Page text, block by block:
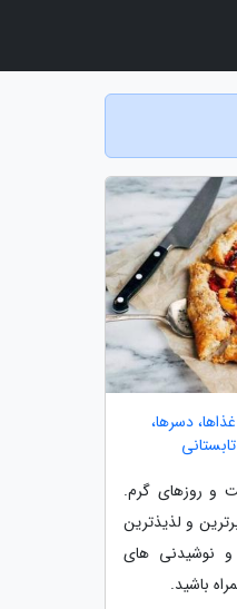
دسرها،
و روزهای گرم.
و لذیذترین
و نوشیدنی های
باشید.